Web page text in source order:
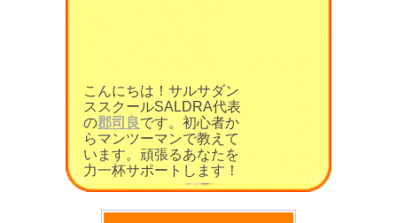
こんにちは！サルサダン
ススクールSALDRA代表
の郡司良です。初心者か
らマンツーマンで教えて
います。頑張るあなたを
力一杯サポートします！